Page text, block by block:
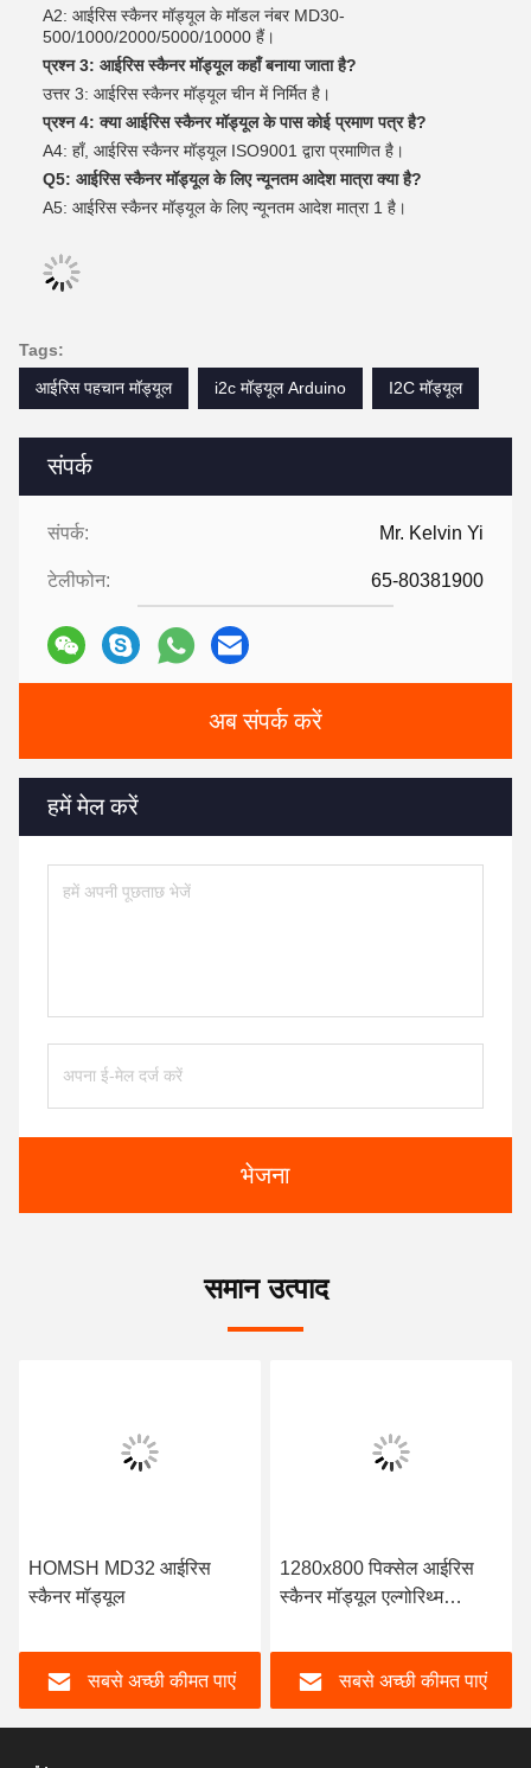
संपर्क
संपर्क: Mr. Kelvin Yi
टेलीफोन: 65-80381900
अब संपर्क करें
हमें मेल करें
भेजना
A2: आईरिस स्कैनर मॉड्यूल के मॉडल नंबर MD30-
500/1000/2000/5000/10000 हैं।
प्रश्न 3: आईरिस स्कैनर मॉड्यूल कहाँ बनाया जाता है?
उत्तर 3: आईरिस स्कैनर मॉड्यूल चीन में निर्मित है।
प्रश्न 4: क्या आईरिस स्कैनर मॉड्यूल के पास कोई प्रमाण पत्र है?
A4: हाँ, आईरिस स्कैनर मॉड्यूल ISO9001 द्वारा प्रमाणित है।
Q5: आईरिस स्कैनर मॉड्यूल के लिए न्यूनतम आदेश मात्रा क्या है?
A5: आईरिस स्कैनर मॉड्यूल के लिए न्यूनतम आदेश मात्रा 1 है।
Tags:
आईरिस पहचान मॉड्यूल
i2c मॉड्यूल Arduino I2C मॉड्यूल
समान उत्पाद
HOMSH MD32 आईरिस
स्कैनर मॉड्यूल
सबसे अच्छी कीमत पाएं
1280x800 पिक्सेल आईरिस
स्कैनर मॉड्यूल एल्गोरिथ्म
एकीकृत पंजीकरण
सबसे अच्छी कीमत पाएं